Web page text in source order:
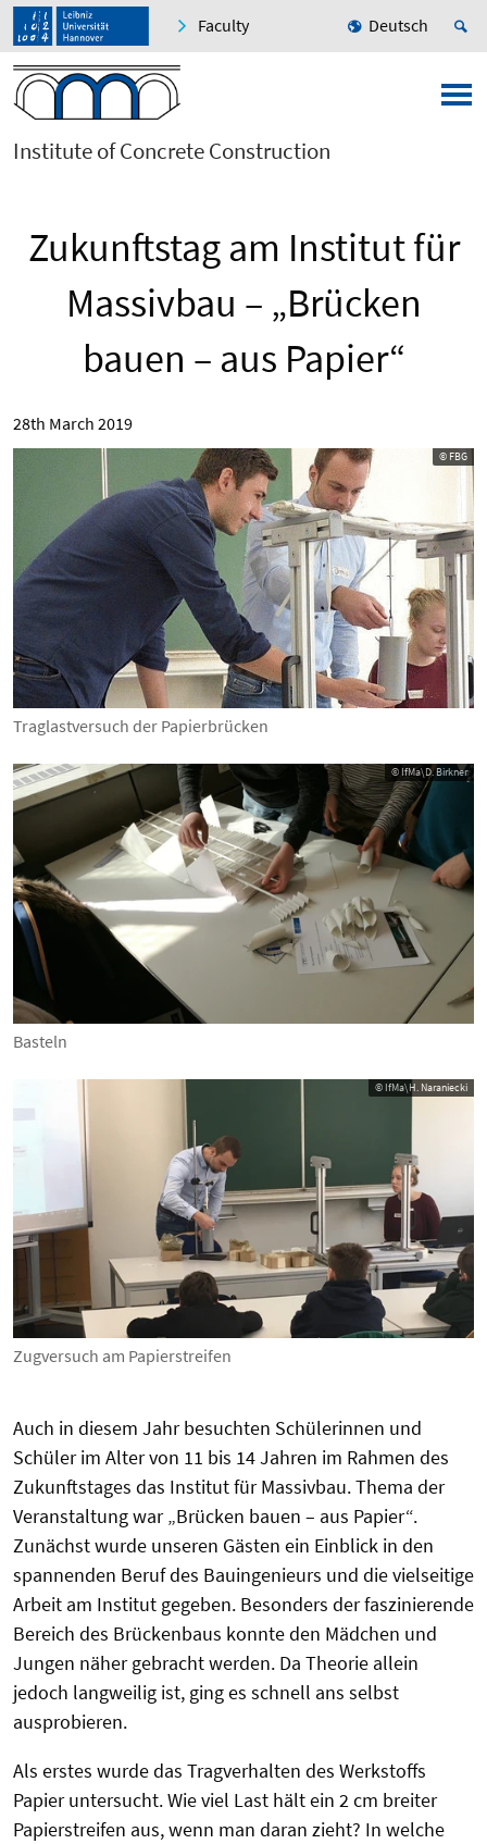
Faculty Deutsch
Institute of Concrete Construction
Zukunftstag am Institut für
Massivbau – „Brücken
bauen – aus Papier“
28th March 2019
© FBG
Traglastversuch der Papierbrücken
© IfMa\D. Birkner
Basteln
© IfMa\H. Naraniecki
Zugversuch am Papierstreifen
Auch in diesem Jahr besuchten Schülerinnen und
Schüler im Alter von 11 bis 14 Jahren im Rahmen des
Zukunftstages das Institut für Massivbau. Thema der
Veranstaltung war „Brücken bauen – aus Papier“.
Zunächst wurde unseren Gästen ein Einblick in den
spannenden Beruf des Bauingenieurs und die vielseitige
Arbeit am Institut gegeben. Besonders der faszinierende
Bereich des Brückenbaus konnte den Mädchen und
Jungen näher gebracht werden. Da Theorie allein
jedoch langweilig ist, ging es schnell ans selbst
ausprobieren.
Als erstes wurde das Tragverhalten des Werkstoffs
Papier untersucht. Wie viel Last hält ein 2 cm breiter
Papierstreifen aus, wenn man daran zieht? In welche